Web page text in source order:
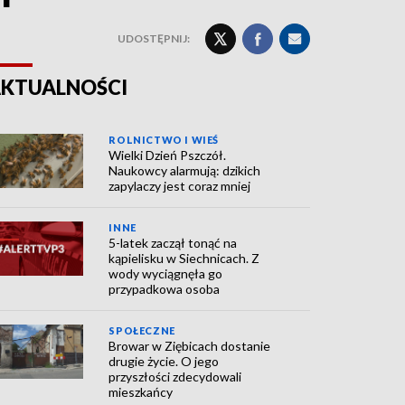
UDOSTĘPNIJ:
ROLNICTWO I WIEŚ
Wielki Dzień Pszczół.
Naukowcy alarmują: dzikich
zapylaczy jest coraz mniej
INNE
5-latek zaczął tonąć na
kąpielisku w Siechnicach. Z
wody wyciągnęła go
przypadkowa osoba
SPOŁECZNE
Browar w Ziębicach dostanie
drugie życie. O jego
przyszłości zdecydowali
mieszkańcy